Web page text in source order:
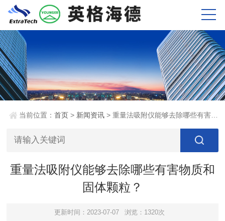
当前位置：首页 > 新闻资讯 > 重量法吸附仪能够去除哪些有害物质和固体颗粒？
重量法吸附仪能够去除哪些有害物质和
固体颗粒？
更新时间：2023-07-07 浏览：1320次